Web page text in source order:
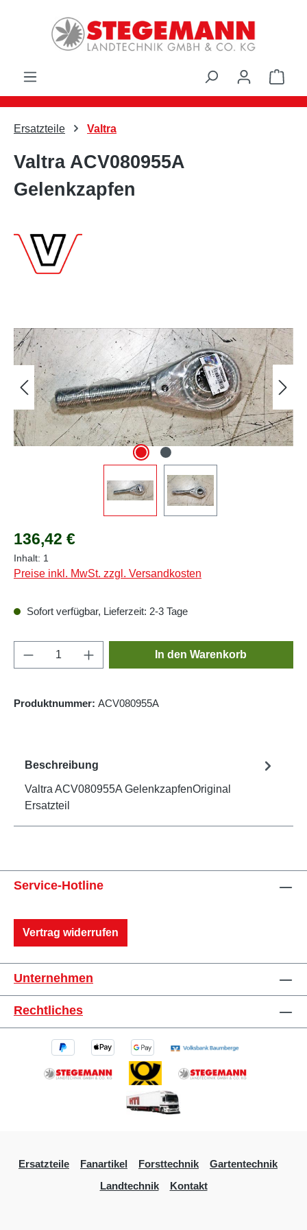
Zum Hauptinhalt springen
Ersatzteile Valtra
Valtra ACV080955A
Gelenkzapfen
Regulärer Preis:
136,42 €
Inhalt: 1
Preise inkl. MwSt. zzgl. Versandkosten
Sofort verfügbar, Lieferzeit: 2-3 Tage
Produkt Anzahl: Gib den gewünschten
In den Warenkorb
Produktnummer: ACV080955A
Beschreibung
Valtra ACV080955A GelenkzapfenOriginal
Ersatzteil
Service-Hotline
Vertrag widerrufen
Unternehmen
Rechtliches
Ersatzteile Fanartikel Forsttechnik
Gartentechnik
Landtechnik
Kontakt